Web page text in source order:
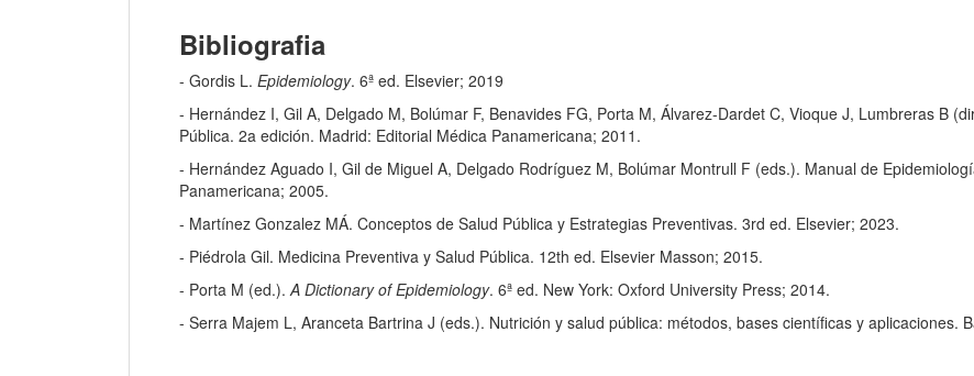
Bibliografia
- Gordis L. Epidemiology. 6ª ed. Elsevier; 2019
- Hernández I, Gil A, Delgado M, Bolúmar F, Benavides FG, Porta M, Álvarez-Dardet C, Vioque J, Lumbreras B
Pública. 2a edición. Madrid: Editorial Médica Panamericana; 2011.
- Hernández Aguado I, Gil de Miguel A, Delgado Rodríguez M, Bolúmar Montrull F (eds.). Manual de
Panamericana; 2005.
- Martínez Gonzalez MÁ. Conceptos de Salud Pública y Estrategias Preventivas. 3rd ed. Elsevier; 2023.
- Piédrola Gil. Medicina Preventiva y Salud Pública. 12th ed. Elsevier Masson; 2015.
- Porta M (ed.).A Dictionary of Epidemiology. 6ª ed. New York: Oxford University Press; 2014.
- Serra Majem L, Aranceta Bartrina J (eds.). Nutrición y salud pública: métodos, bases científicas y aplicaciones.